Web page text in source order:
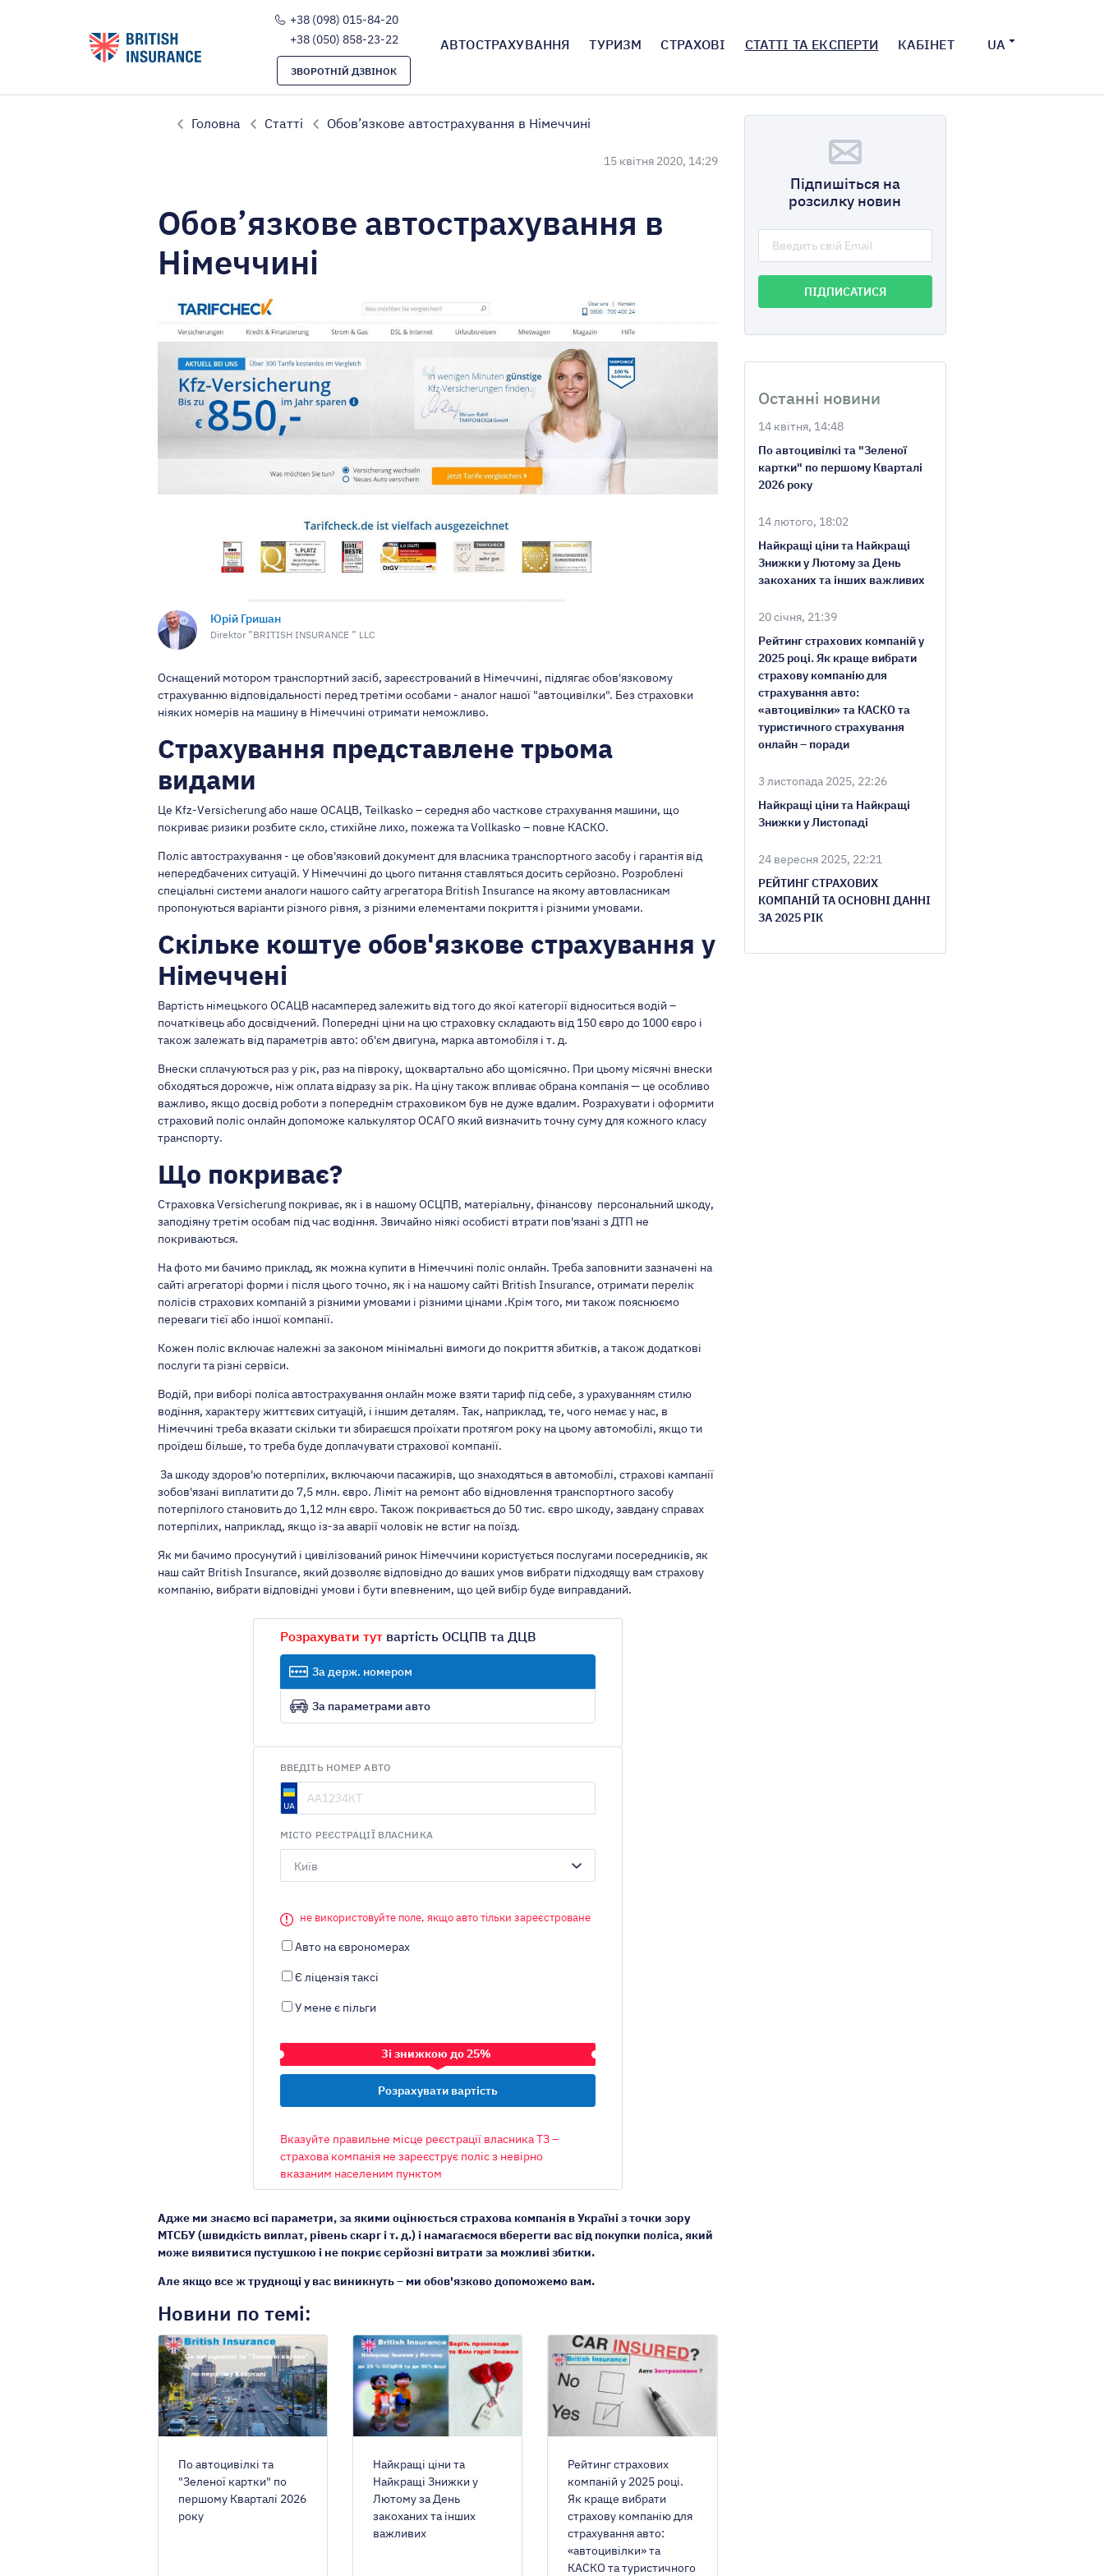
АВТОСТРАХУВАННЯ ТУРИЗМ СТРАХОВІ СТАТТІ ТА ЕКСПЕРТИ КАБІНЕТ UA
+38 (098) 015-84-20
+38 (050) 858-23-22
ЗВОРОТНІЙ ДЗВІНОК
Головна Статті Обов’язкове автострахування в Німеччині
15 квітня 2020, 14:29
Обов’язкове автострахування в
Німеччині
Юрій Гришан
Direktor ”BRITISH INSURANCE ” LLC
Оснащений мотором транспортний засіб, зареєстрований в Німеччині, підлягає обов'язковому
страхуванню відповідальності перед третіми особами - аналог нашої "автоцивілки". Без страховки
ніяких номерів на машину в Німеччині отримати неможливо.
Страхування представлене трьома
видами
Це Kfz-Versicherung або наше ОСАЦВ, Teilkasko – середня або часткове страхування машини, що
покриває ризики розбите скло, стихійне лихо, пожежа та Vollkasko – повне КАСКО.
Поліс автострахування - це обов'язковий документ для власника транспортного засобу і гарантія від
непередбачених ситуацій. У Німеччині до цього питання ставляться досить серйозно. Розроблені
спеціальні системи аналоги нашого сайту агрегатора British Insurance на якому автовласникам
пропонуються варіанти різного рівня, з різними елементами покриття і різними умовами.
Скільке коштуе обов'язкове страхування у
Німеччені
Вартість німецького ОСАЦВ насамперед залежить від того до якої категорії відноситься водій –
початківець або досвідчений. Попередні ціни на цю страховку складають від 150 євро до 1000 євро і
також залежать від параметрів авто: об'єм двигуна, марка автомобіля і т. д.
Внески сплачуються раз у рік, раз на півроку, щоквартально або щомісячно. При цьому місячні внески
обходяться дорожче, ніж оплата відразу за рік. На ціну також впливає обрана компанія — це особливо
важливо, якщо досвід роботи з попереднім страховиком був не дуже вдалим. Розрахувати і оформити
страховий поліс онлайн допоможе калькулятор ОСАГО який визначить точну суму для кожного класу
транспорту.
Що покриває?
Страховка Versicherung покриває, як і в нашому ОСЦПВ, матеріальну, фінансову персональний шкоду,
заподіяну третім особам під час водіння. Звичайно ніякі особисті втрати пов'язані з ДТП не
покриваються.
На фото ми бачимо приклад, як можна купити в Німеччині поліс онлайн. Треба заповнити зазначені на
сайті агрегаторі форми і після цього точно, як і на нашому сайті British Insurance, отримати перелік
полісів страхових компаній з різними умовами і різними цінами .Крім того, ми також пояснюємо
переваги тієї або іншої компанії.
Кожен поліс включає належні за законом мінімальні вимоги до покриття збитків, а також додаткові
послуги та різні сервіси.
Водій, при виборі поліса автострахування онлайн може взяти тариф під себе, з урахуванням стилю
водіння, характеру життєвих ситуацій, і іншим деталям. Так, наприклад, те, чого немає у нас, в
Німеччині треба вказати скільки ти збираєшся проїхати протягом року на цьому автомобілі, якщо ти
проїдеш більше, то треба буде доплачувати страхової компанії.
За шкоду здоров'ю потерпілих, включаючи пасажирів, що знаходяться в автомобілі, страхові кампанії
зобов'язані виплатити до 7,5 млн. євро. Ліміт на ремонт або відновлення транспортного засобу
потерпілого становить до 1,12 млн євро. Також покривається до 50 тис. євро шкоду, завдану справах
потерпілих, наприклад, якщо із-за аварії чоловік не встиг на поїзд.
Як ми бачимо просунутий і цивілізований ринок Німеччини користується послугами посередників, як
наш сайт British Insurance, який дозволяє відповідно до ваших умов вибрати підходящу вам страхову
компанію, вибрати відповідні умови і бути впевненим, що цей вибір буде виправданий.
Розрахувати тутвартість ОСЦПВ та ДЦВ
За держ. номером
За параметрами авто
ВВЕДІТЬ НОМЕР АВТО
МІСТО РЕЄСТРАЦІЇ ВЛАСНИКА
Київ
не використовуйте поле, якщо авто тільки зареєстроване
Авто на єврономерах
Є ліцензія таксі
У мене є пільги
Зі знижкою до 25%
МІСТО РЕЄСТРАЦІЇ ВЛАСНИКА
Є ліцензія таксі
У мене є пільги
Зі знижкою до 25%
Вказуйте правильне місце реєстрації власника ТЗ –
страхова компанія не зареєструє поліс з невірно
вказаним населеним пунктом
Адже ми знаємо всі параметри, за якими оцінюється страхова компанія в Україні з точки зору
МТСБУ (швидкість виплат, рівень скарг і т. д.) і намагаємося вберегти вас від покупки поліса, який
може виявитися пустушкою і не покриє серйозні витрати за можливі збитки.
Але якщо все ж труднощі у вас виникнуть – ми обов'язково допоможемо вам.
Новини по темі:
По автоцивілкі та
"Зеленої картки" по
першому Кварталі 2026
року
Найкращі ціни та
Найкращі Знижки у
Лютому за День
закоханих та інших
важливих
Рейтинг страхових
компаній у 2025 році.
Як краще вибрати
страхову компанію для
страхування авто:
«автоцивілки» та
КАСКО та туристичного
Підпишіться на
розсилку новин
Останні новини
14 квітня, 14:48
По автоцивілкі та "Зеленої
картки" по першому Кварталі
2026 року
14 лютого, 18:02
Найкращі ціни та Найкращі
Знижки у Лютому за День
закоханих та інших важливих
20 січня, 21:39
Рейтинг страхових компаній у
2025 році. Як краще вибрати
страхову компанію для
страхування авто:
«автоцивілки» та КАСКО та
туристичного страхування
онлайн – поради
3 листопада 2025, 22:26
Найкращі ціни та Найкращі
Знижки у Листопаді
24 вересня 2025, 22:21
РЕЙТИНГ СТРАХОВИХ
КОМПАНІЙ ТА ОСНОВНІ ДАННІ
ЗА 2025 РІК